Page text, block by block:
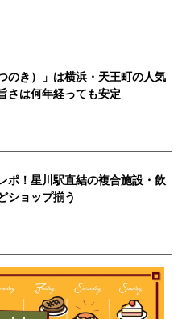
のき）」は横浜・天王町の人気
さは何年経っても安定
ポ！星川駅直結の複合施設・飲
ショップ揃う